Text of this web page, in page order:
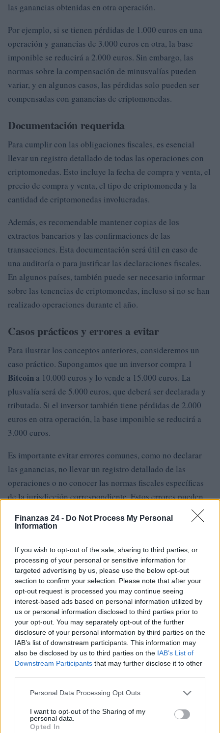
Finanzas 24 - Do Not Process My Personal
Information
If you wish to opt-out of the sale, sharing to third parties, or
processing of your personal or sensitive information for
targeted advertising by us, please use the below opt-out
section to confirm your selection. Please note that after your
opt-out request is processed you may continue seeing
interest-based ads based on personal information utilized by
us or personal information disclosed to third parties prior to
your opt-out. You may separately opt-out of the further
disclosure of your personal information by third parties on the
IAB’s list of downstream participants. This information may
also be disclosed by us to third parties on the IAB’s List of
Downstream Participants that may further disclose it to other
Please note that this website/app uses one or more Google
not limited to your visit or usage behaviour. You may click to
grant or deny consent to Google and its third-party tags to
Personal Data Processing Opt Outs
I want to opt-out of the Sharing of my
personal data.
Opted In
las ganancias obtenidas en otra operación.
Por ejemplo, si se tienen pérdidas de 1.000 euros en una
operación y ganancias de 3.000 euros en otra, la base
imponible se reducirá a 2.000 euros. Sin embargo, las
normas sobre la compensación de minusvalías pueden
variar, y en algunos casos, las pérdidas solo pueden ser
compensadas con ganancias de criptomonedas.
Documentación requerida
Para cumplir con las obligaciones fiscales, es esencial
llevar un registro detallado de todas las operaciones con
criptomonedas. Esto incluye la fecha de compra y venta, el
precio de compra y venta, el tipo de criptomoneda y la
cantidad de criptomonedas involucradas.
Además, es recomendable mantener copias de los
extractos bancarios y las confirmaciones de las
transacciones. Esta documentación será útil en caso de
una auditoría o para justificar las declaraciones fiscales.
En algunos países, también puede ser necesario informar
sobre las tenencias de criptomonedas, incluso si no se han
realizado operaciones durante el año.
Casos prácticos y errores a evitar
Para ilustrar los conceptos anteriores, consideremos un
caso práctico. Supongamos que un inversor compra 1
Bitcoin a 10.000 euros y lo vende a 15.000 euros. La
plusvalía será de 5.000 euros, que deberá ser declarada y
tributada. Si el inversor también tiene pérdidas de 2.000
euros en otra operación, la base imponible se reducirá a
3.000 euros.
Es importante evitar errores comunes, como no declarar
las ganancias, no llevar un registro detallado de las
operaciones o no conocer las normas fiscales específicas
de la jurisdicción correspondiente. Estos errores pueden
resultar en multas y sanciones, por lo que es crucial estar
informado y preparado.
Llevar un registro detallado de las operaciones, conocer
las normas fiscales específicas y evitar errores comunes
son pasos clave para cumplir con las obligaciones fiscales
de manera eficiente.
AUTOR
Staff